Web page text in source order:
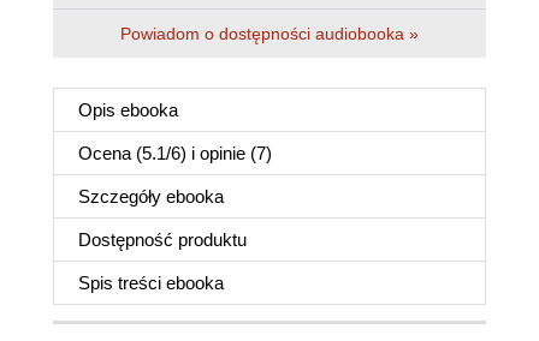
Powiadom o dostępności audiobooka »
Opis ebooka
Ocena (5.1/6) i opinie (7)
Szczegóły ebooka
Dostępność produktu
Spis treści ebooka